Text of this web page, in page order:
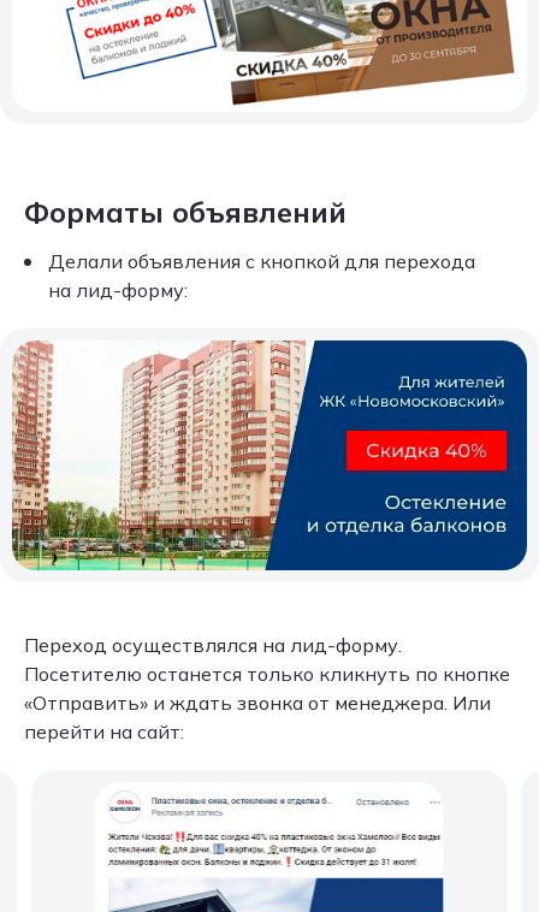
Форматы объявлений
Делали объявления с кнопкой для перехода
на лид-форму:
Переход осуществлялся на лид-форму.
Посетителю останется только кликнуть по кнопке
«Отправить» и ждать звонка от менеджера. Или
перейти на сайт: